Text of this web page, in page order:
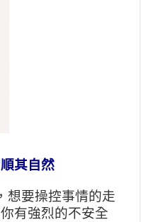
其自然
想要操控事情的走
有強烈的不安全